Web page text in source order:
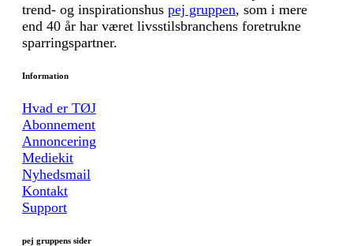
trend- og inspirationshus pej gruppen, som i mere
end 40 år har været livsstilsbranchens foretrukne
sparringspartner.
Information
Hvad er TØJ
Abonnement
Annoncering
Mediekit
Nyhedsmail
Kontakt
Support
pej gruppens sider